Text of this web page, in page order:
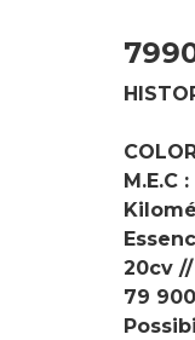
M.E.C
20cv
79